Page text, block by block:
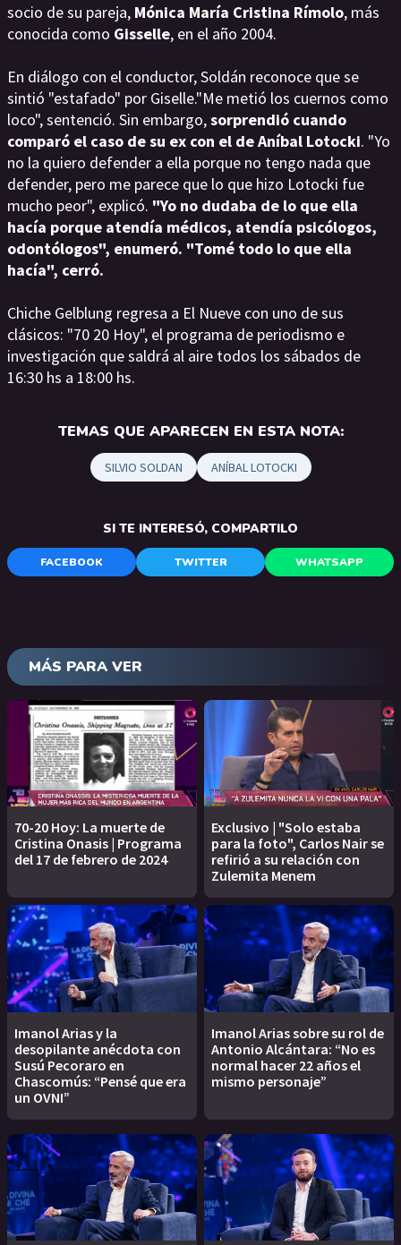
socio de su pareja, Mónica María Cristina Rímolo, más
conocida como Gisselle, en el año 2004.
En diálogo con el conductor, Soldán reconoce que se
sintió "estafado" por Giselle."Me metió los cuernos como
loco", sentenció. Sin embargo,sorprendió cuando
comparó el caso de su ex con el de Aníbal Lotocki. "Yo
no la quiero defender a ella porque no tengo nada que
defender, pero me parece que lo que hizo Lotocki fue
mucho peor", explicó. "Yo no dudaba de lo que ella
hacía porque atendía médicos, atendía psicólogos,
odontólogos", enumeró. "Tomé todo lo que ella
hacía", cerró.
Chiche Gelblung regresa a El Nueve con uno de sus
clásicos: "70 20 Hoy", el programa de periodismo e
investigación que saldrá al aire todos los sábados de
16:30 hs a 18:00 hs.
TEMAS QUE APARECEN EN ESTA NOTA:
SILVIO SOLDAN ANÍBAL LOTOCKI
SI TE INTERESÓ, COMPARTILO
FACEBOOK TWITTER WHATSAPP
MÁS PARA VER
70-20 Hoy: La muerte de
Cristina Onasis | Programa
del 17 de febrero de 2024
Exclusivo | "Solo estaba
para la foto", Carlos Nair se
refirió a su relación con
Zulemita Menem
Imanol Arias y la
desopilante anécdota con
Susú Pecoraro en
Chascomús: “Pensé que era
un OVNI”
Imanol Arias sobre su rol de
Antonio Alcántara: “No es
normal hacer 22 años el
mismo personaje”